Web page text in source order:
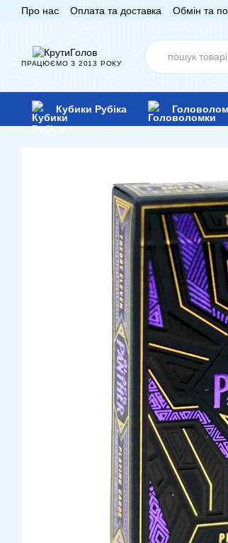
Перейти до основного контенту
Про нас Оплата та доставка Обмін та
ПРАЦЮЄМО З 2013 РОКУ
Кубики Рубіка